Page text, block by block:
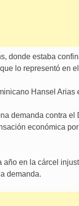
donde estaba
lo representó en
Hansel Arias
demanda contra
económica
en la cárcel
demanda.